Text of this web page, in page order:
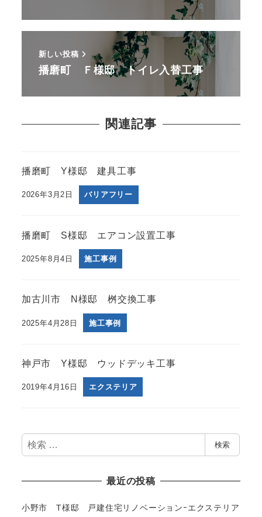
新しい投稿
播磨町 Ｆ様邸 トイレ入替工事
関連記事
播磨町 Y様邸 建具工事
2026年3月2日 バリアフリー
播磨町 S様邸 エアコン設置工事
2025年8月4日 施工事例
加古川市 N様邸 桝交換工事
2025年4月28日 施工事例
神戸市 Y様邸 ウッドデッキ工事
2019年4月16日 エクステリア
検
索
検索
最近の投稿
小野市 T様邸 戸建住宅リノベーションｰエクステリア